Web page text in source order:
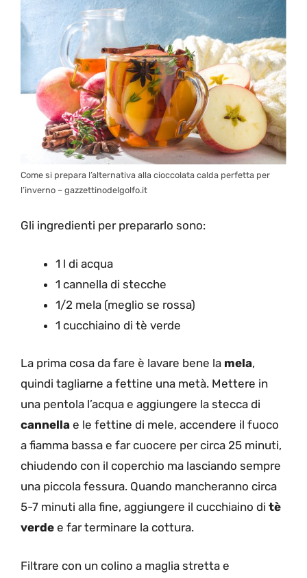
Come si prepara l’alternativa alla cioccolata calda perfetta per
l’inverno – gazzettinodelgolfo.it
Gli ingredienti per prepararlo sono:
1 l di acqua
1 cannella di stecche
1/2 mela (meglio se rossa)
1 cucchiaino di tè verde
La prima cosa da fare è lavare bene la mela,
quindi tagliarne a fettine una metà. Mettere in
una pentola l’acqua e aggiungere la stecca di
cannella e le fettine di mele, accendere il fuoco
a fiamma bassa e far cuocere per circa 25 minuti,
chiudendo con il coperchio ma lasciando sempre
una piccola fessura. Quando mancheranno circa
5-7 minuti alla fine, aggiungere il cucchiaino di tè
verde e far terminare la cottura.
Filtrare con un colino a maglia stretta e